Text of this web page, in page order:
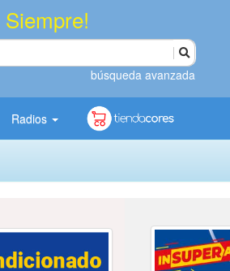
Siempre!
búsqueda avanzada
Radios